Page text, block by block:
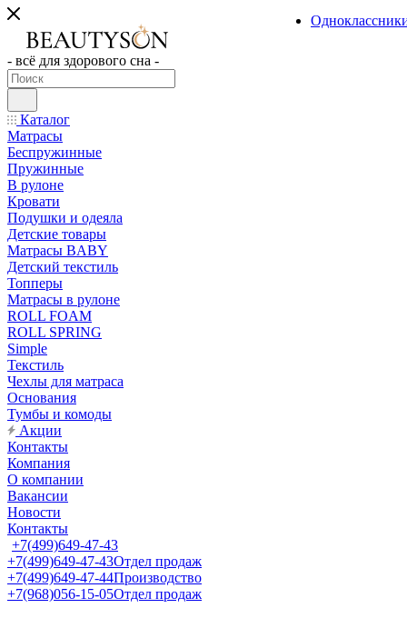
- всё для здорового сна -
Каталог
Матрасы
Беспружинные
Пружинные
В рулоне
Кровати
Подушки и одеяла
Детские товары
Матрасы BABY
Детский текстиль
Топперы
Матрасы в рулоне
ROLL FOAM
ROLL SPRING
Simple
Текстиль
Чехлы для матраса
Основания
Тумбы и комоды
Акции
Контакты
Компания
О компании
Вакансии
Новости
Контакты
+7(499)649-47-43
+7(499)649-47-43Отдел продаж
+7(499)649-47-44Производство
+7(968)056-15-05Отдел продаж